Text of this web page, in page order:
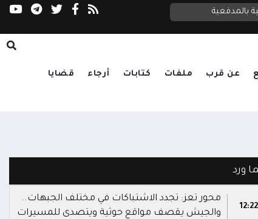
بالمدفعية القوات المسلحة تنفذ رداً عسكرياً موحداً على
عن قرب ملفات كتابات أرجاء قضايا
ورد
12:22
محور تعز: تجدد الاشتباكات في مختلف الجبهات..
والجيش يقصف مواقع حوثية ويتصدى للمسيرات